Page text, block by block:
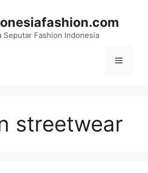
Seputar Fashion Indonesia
Menu
streetwear